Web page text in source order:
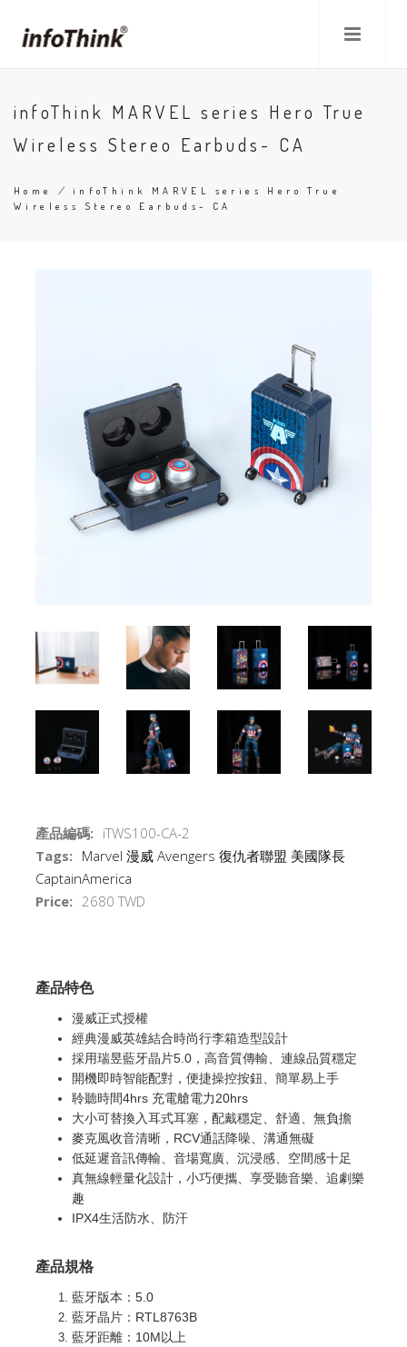
main
infoThink MARVEL series Hero True
Wireless Stereo Earbuds- CA
Breadcrumb
Home / infoThink MARVEL series Hero True
Wireless Stereo Earbuds- CA
產品編碼: iTWS100-CA-2
Tags: Marvel 漫威 Avengers 復仇者聯盟 美國隊長
CaptainAmerica
Price: 2680 TWD
產品特色
漫威正式授權
經典漫威英雄結合時尚行李箱造型設計
採用瑞昱藍牙晶片5.0，高音質傳輸、連線品質穩定
開機即時智能配對，便捷操控按鈕、簡單易上手
聆聽時間4hrs 充電艙電力20hrs
大小可替換入耳式耳塞，配戴穩定、舒適、無負擔
麥克風收音清晰，RCV通話降噪、溝通無礙
低延遲音訊傳輸、音場寬廣、沉浸感、空間感十足
真無線輕量化設計，小巧便攜、享受聽音樂、追劇樂
趣
IPX4生活防水、防汗
產品規格
藍牙版本：5.0
藍牙晶片：RTL8763B
藍牙距離：10M以上